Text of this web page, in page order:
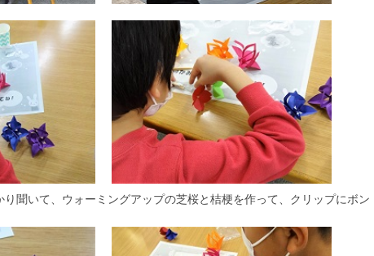
聞いて、ウォーミングアップの芝桜と桔梗を作って、クリップにボン